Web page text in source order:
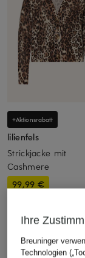
+Aktionsrabatt
lilienfels
Strickjacke mit
Cashmere
99,99 €
ÄHNLICHE
Ihre
Breuninger
Technologien